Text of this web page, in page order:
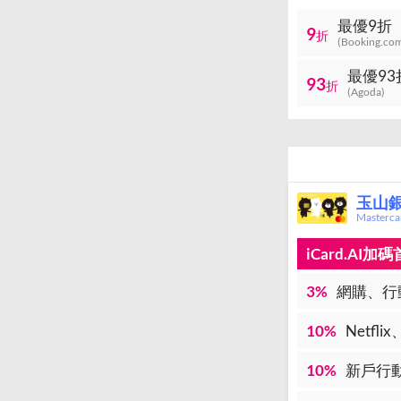
9折 最優9折
93折 最優93
(Agoda)
玉山
iCard.AI加碼
3% 網購、
10% Netflix
10% 新戶行